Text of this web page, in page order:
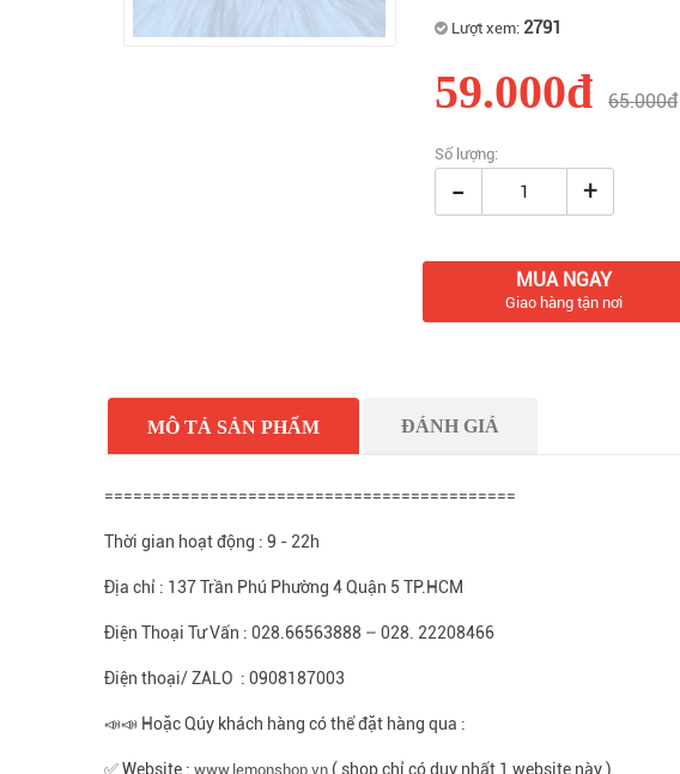
Lượt xem: 2791
59.000đ 65.000đ
Số lượng:
- +
MUA NGAY
Giao hàng tận nơi
MÔ TẢ SẢN PHẨM ĐÁNH GIÁ
===========================================
Thời gian hoạt động : 9 - 22h
Địa chỉ : 137 Trần Phú Phường 4 Quận 5 TP.HCM
Điện Thoại Tư Vấn : 028.66563888 – 028. 22208466
Điện thoại/ ZALO : 0908187003
📣📣 Hoặc Qúy khách hàng có thể đặt hàng qua :
✅ Website :www.lemonshop.vn ( shop chỉ có duy nhất 1 website này )